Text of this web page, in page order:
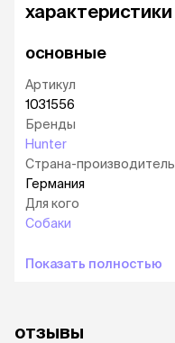
характеристики
основные
Артикул
1031556
Бренды
Hunter
Страна-производитель
Германия
Для кого
Собаки
Показать полностью
отзывы